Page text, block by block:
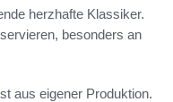
herzhafte Klassiker.
besonders an
aus eigener Produktion.